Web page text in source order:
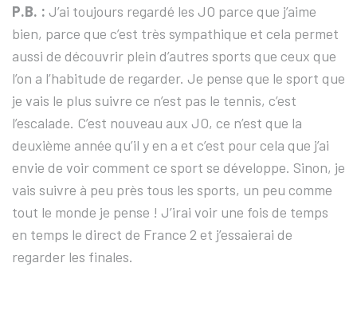
P.B. : J’ai toujours regardé les JO parce que j’aime
bien, parce que c’est très sympathique et cela permet
aussi de découvrir plein d’autres sports que ceux que
l’on a l’habitude de regarder. Je pense que le sport que
je vais le plus suivre ce n’est pas le tennis, c’est
l’escalade. C’est nouveau aux JO, ce n’est que la
deuxième année qu’il y en a et c’est pour cela que j’ai
envie de voir comment ce sport se développe. Sinon, je
vais suivre à peu près tous les sports, un peu comme
tout le monde je pense ! J’irai voir une fois de temps
en temps le direct de France 2 et j’essaierai de
regarder les finales.